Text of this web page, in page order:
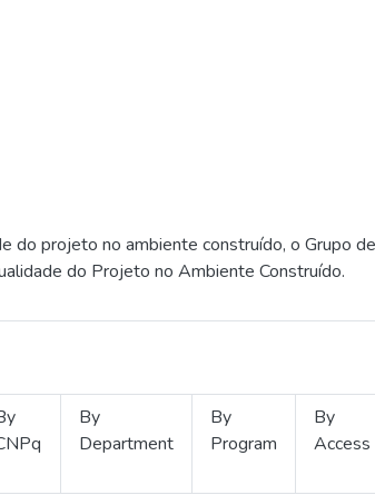
do projeto no ambiente construído, o Grupo
do Projeto no Ambiente Construído.
By
Department
By
Program
By
Access